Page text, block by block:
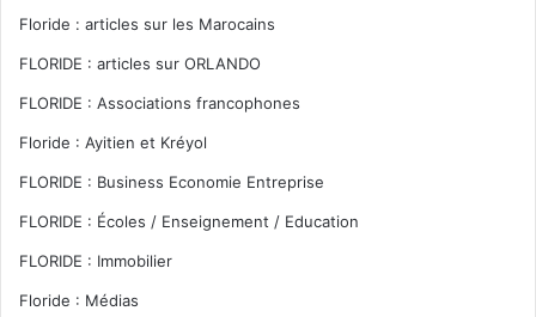
Floride : articles sur les Marocains
FLORIDE : articles sur ORLANDO
FLORIDE : Associations francophones
Floride : Ayitien et Kréyol
FLORIDE : Business Economie Entreprise
FLORIDE : Écoles / Enseignement / Education
FLORIDE : Immobilier
Floride : Médias